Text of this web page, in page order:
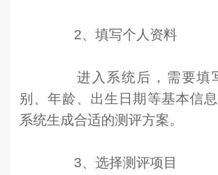
2、填写个人资料
进入系统后，需要填
别、年龄、出生日期等基本信
系统生成合适的测评方案。
3、选择测评项目